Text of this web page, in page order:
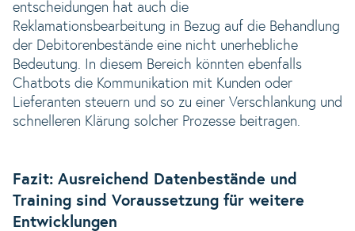
entscheidungen hat auch die
Reklamationsbearbeitung in Bezug auf die Behandlung
der Debitorenbestände eine nicht unerhebliche
Bedeutung. In diesem Bereich könnten ebenfalls
Chatbots die Kommunikation mit Kunden oder
Lieferanten steuern und so zu einer Verschlankung und
schnelleren Klärung solcher Prozesse beitragen.
Fazit: Ausreichend Datenbestände und
Training sind Voraussetzung für weitere
Entwicklungen